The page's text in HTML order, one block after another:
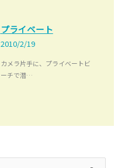
プライベート
2010/2/19
カメラ片手に、プライベートビ
ーチで潜…